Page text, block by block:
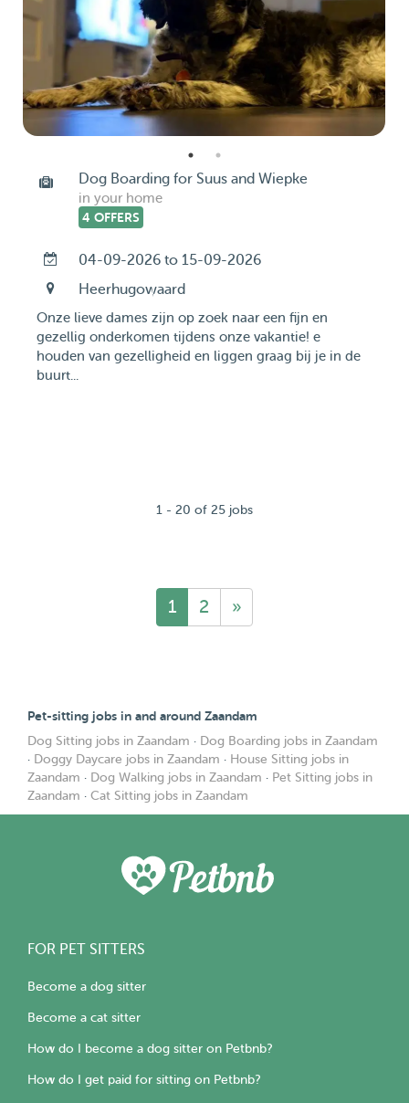
Dog Boarding for Suus and Wiepke
in your home
4 OFFERS
04-09-2026 to 15-09-2026
Heerhugowaard
Onze lieve dames zijn op zoek naar een fijn en
gezellig onderkomen tijdens onze vakantie! e
houden van gezelligheid en liggen graag bij je in de
buurt...
1 - 20 of 25 jobs
1 2 »
Pet-sitting jobs in and around Zaandam
Dog Sitting jobs in Zaandam · Dog Boarding jobs in Zaandam
· Doggy Daycare jobs in Zaandam · House Sitting jobs in
Zaandam · Dog Walking jobs in Zaandam · Pet Sitting jobs in
Zaandam · Cat Sitting jobs in Zaandam
FOR PET SITTERS
Become a dog sitter
Become a cat sitter
How do I become a dog sitter on Petbnb?
How do I get paid for sitting on Petbnb?